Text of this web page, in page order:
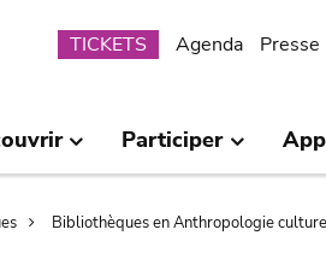
Submenu
TICKETS Agenda Presse
Participer
Bibliothèques en Anthropologie